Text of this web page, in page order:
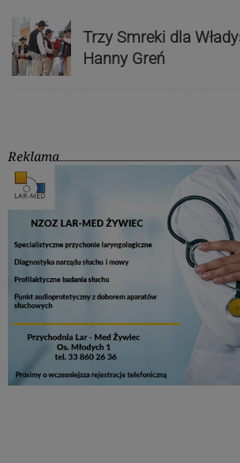
Trzy Smreki dla
Hanny Greń
Reklama